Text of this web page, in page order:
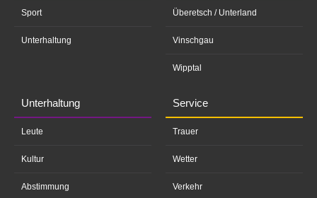
Sport
Unterhaltung
Überetsch / Unterland
Vinschgau
Wipptal
Unterhaltung
Leute
Kultur
Abstimmung
Service
Trauer
Wetter
Verkehr